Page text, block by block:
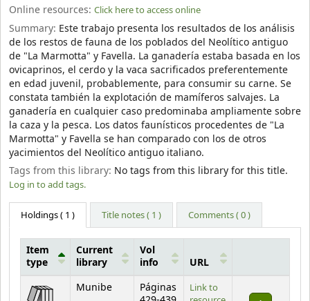
Online resources: Click here to access online
Summary: Este trabajo presenta los resultados de los análisis
de los restos de fauna de los poblados del Neolítico antiguo
de "La Marmotta" y Favella. La ganadería estaba basada en los
ovicaprinos, el cerdo y la vaca sacrificados preferentemente
en edad juvenil, probablemente, para consumir su carne. Se
constata también la explotación de mamíferos salvajes. La
ganadería en cualquier caso predominaba ampliamente sobre
la caza y la pesca. Los datos faunísticos procedentes de "La
Marmotta" y Favella se han comparado con los de otros
yacimientos del Neolítico antiguo italiano.
Tags from this library: No tags from this library for this title.
Log in to add tags.
Holdings( 1 ) Title notes ( 1 ) Comments ( 0 )
Holdings
Item
type
Current
library
Vol
info
URL
Munibe
Páginas
Link to